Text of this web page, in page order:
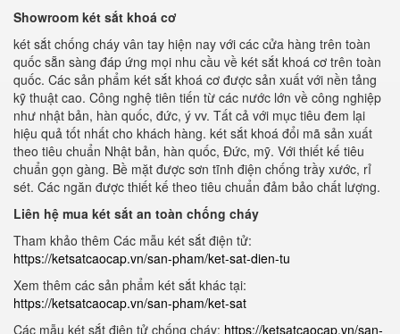
Showroom két sắt khoá cơ
két sắt chống cháy vân tay hiện nay với các cửa hàng trên toàn
quốc sẵn sàng đáp ứng mọi nhu cầu về két sắt khoá cơ trên toàn
quốc. Các sản phẩm két sắt khoá cơ được sản xuất với nền tảng
kỹ thuật cao. Công nghệ tiên tiến từ các nước lớn về công nghiệp
như nhật bản, hàn quốc, đức, ý vv. Tất cả với mục tiêu đem lại
hiệu quả tốt nhất cho khách hàng. két sắt khoá đổi mã sản xuất
theo tiêu chuẩn Nhật bản, hàn quốc, Đức, mỹ. Với thiết kế tiêu
chuẩn gọn gàng. Bề mặt được sơn tĩnh điện chống trầy xước, rỉ
sét. Các ngăn được thiết kế theo tiêu chuẩn đảm bảo chất lượng.
Liên hệ mua két sắt an toàn chống cháy
Tham khảo thêm Các mẫu két sắt điện tử:
https://ketsatcaocap.vn/san-pham/ket-sat-dien-tu
Xem thêm các sản phẩm két sắt khác tại:
https://ketsatcaocap.vn/san-pham/ket-sat
Các mẫu két sắt điện tử chống cháy: https://ketsatcaocap.vn/san-